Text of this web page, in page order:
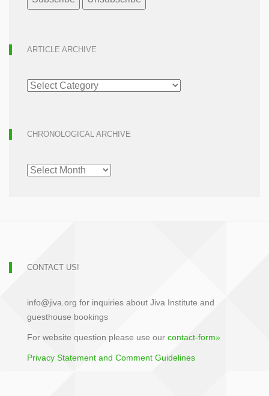
ARTICLE ARCHIVE
ARTICLE
ARCHIVE
CHRONOLOGICAL ARCHIVE
CHRONOLOGICAL
ARCHIVE
CONTACT US!
info@jiva.org for inquiries about Jiva Institute and
guesthouse bookings
For website question please use our contact-form»
Privacy Statement and Comment Guidelines